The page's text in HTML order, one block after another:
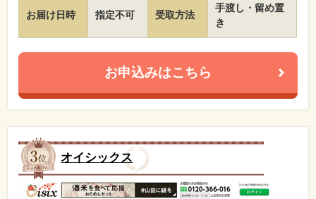
お届け日時 指定不可 受取方法
手渡し・留め置
き
お申込みはこちら
オイシックス